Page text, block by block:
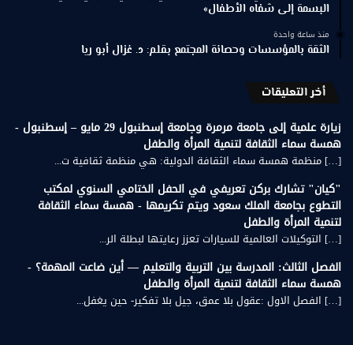
البسمة إلى شفاه الأطفال»
منذ ساعة واحدة
الثقة بالمؤسسات وحصانة المجتمع بقلم: د. غزال أبو ريا
أخر التعليقات
زيارة علمية إلى جامعة مرمرة وجامعة إسطنبول 29 مايو – إسطنبول -
همسة سماء الثقافة لتنمية المرأة والطفل
[…] منظمة همسة سماء الثقافة الدولية: هي منظمة ثقافية ت...
"كيان" تشارك بركن تعريفي في الحفل الختامي السنوي لمكتب
التطوع بجامعة الملك سعود ويتم تكريمها - همسة سماء الثقافة
لتنمية المرأة والطفل
[…] التوكيلات العالمية للسيارات تعزز رعايتها لبطلة الر...
الفصل الثالث: المدرسة بين التربية والتعليم — أين ضاعت المهمة؟ -
همسة سماء الثقافة لتنمية المرأة والطفل
[…] الفصل الاول :عقول بلا عمق، جيل بلا تفكير- حين يغفل...